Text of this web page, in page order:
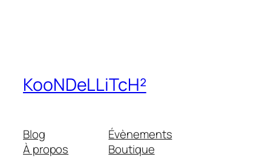
KooNDeLLiTcH²
Blog
À propos
Évènements
Boutique